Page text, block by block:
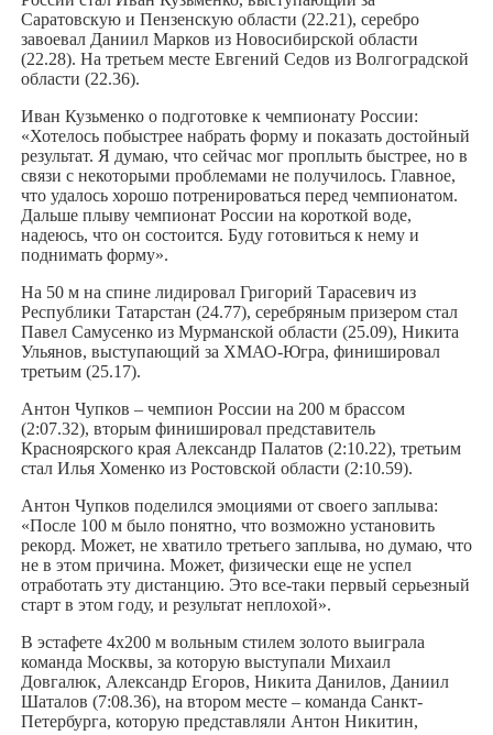
Саратовскую и Пензенскую области (22.21), серебро
завоевал Даниил Марков из Новосибирской области
(22.28). На третьем месте Евгений Седов из Волгоградской
области (22.36).
Иван Кузьменко о подготовке к чемпионату России:
«Хотелось побыстрее набрать форму и показать достойный
результат. Я думаю, что сейчас мог проплыть быстрее, но в
связи с некоторыми проблемами не получилось. Главное,
что удалось хорошо потренироваться перед чемпионатом.
Дальше плыву чемпионат России на короткой воде,
надеюсь, что он состоится. Буду готовиться к нему и
поднимать форму».
На 50 м на спине лидировал Григорий Тарасевич из
Республики Татарстан (24.77), серебряным призером стал
Павел Самусенко из Мурманской области (25.09), Никита
Ульянов, выступающий за ХМАО-Югра, финишировал
третьим (25.17).
Антон Чупков – чемпион России на 200 м брассом
(2:07.32), вторым финишировал представитель
Красноярского края Александр Палатов (2:10.22), третьим
стал Илья Хоменко из Ростовской области (2:10.59).
Антон Чупков поделился эмоциями от своего заплыва:
«После 100 м было понятно, что возможно установить
рекорд. Может, не хватило третьего заплыва, но думаю, что
не в этом причина. Может, физически еще не успел
отработать эту дистанцию. Это все-таки первый серьезный
старт в этом году, и результат неплохой».
В эстафете 4х200 м вольным стилем золото выиграла
команда Москвы, за которую выступали Михаил
Довгалюк, Александр Егоров, Никита Данилов, Даниил
Шаталов (7:08.36), на втором месте – команда Санкт-
Петербурга, которую представляли Антон Никитин,